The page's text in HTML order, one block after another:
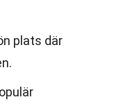
plats där